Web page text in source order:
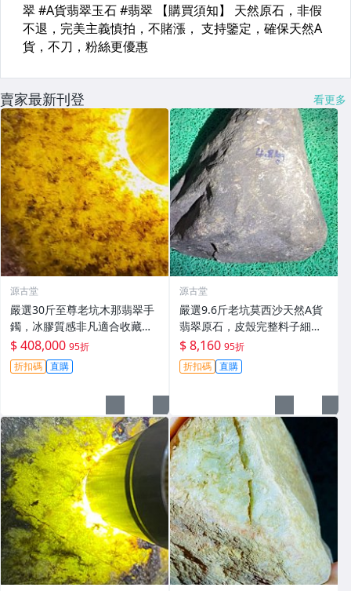
賣家最新刊登 看更多
源古堂
嚴選30斤至尊老坑木那翡翠手
鐲，冰膠質感非凡適合收藏。
翡翠 玩冰手鐲 冰膠感
$ 408,000 95折
折扣碼 直購
源古堂
嚴選9.6斤老坑莫西沙天然A貨
翡翠原石，皮殼完整料子細
膩，適合打造手鐲精品。#翡
翠 #A貨翡翠 #原石翡翠
$ 8,160 95折
折扣碼 直購